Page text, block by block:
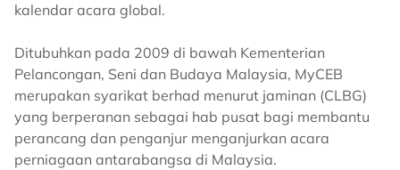
kalendar acara global.
Ditubuhkan pada 2009 di bawah Kementerian
Pelancongan, Seni dan Budaya Malaysia, MyCEB
merupakan syarikat berhad menurut jaminan (CLBG)
yang berperanan sebagai hab pusat bagi membantu
perancang dan penganjur menganjurkan acara
perniagaan antarabangsa di Malaysia.